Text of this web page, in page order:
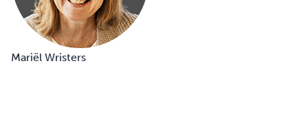
Mariël Wristers